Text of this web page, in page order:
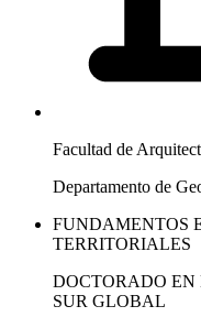
Facultad de
Departamento de
FUNDAMENTOS
TERRITORIALES
DOCTORADO EN
SUR GLOBAL